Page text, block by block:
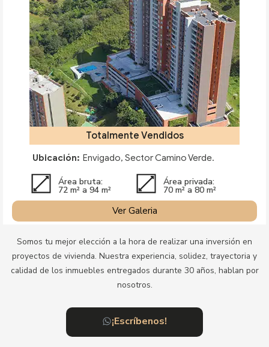
Totalmente Vendidos
Ubicación: Envigado, Sector Camino Verde.
Área bruta:
72 m² a 94 m²
Área privada:
70 m² a 80 m²
Ver Galeria
Somos tu mejor elección a la hora de realizar una inversión en
proyectos de vivienda. Nuestra experiencia, solidez, trayectoria y
calidad de los inmuebles entregados durante 30 años, hablan por
nosotros.
¡Escríbenos!